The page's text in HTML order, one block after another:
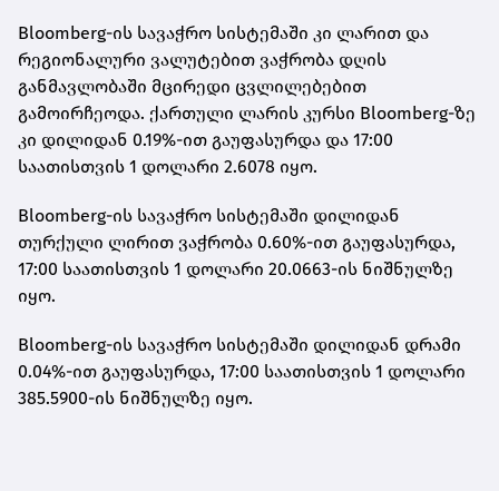
Bloomberg-ის სავაჭრო სისტემაში კი ლარით და
რეგიონალური ვალუტებით ვაჭრობა დღის
განმავლობაში მცირედი ცვლილებებით
გამოირჩეოდა. ქართული ლარის კურსი Bloomberg-ზე
კი დილიდან 0.19%-ით გაუფასურდა და 17:00
საათისთვის 1 დოლარი 2.6078 იყო.
Bloomberg-ის სავაჭრო სისტემაში დილიდან
თურქული ლირით ვაჭრობა 0.60%-ით გაუფასურდა,
17:00 საათისთვის 1 დოლარი 20.0663-ის ნიშნულზე
იყო.
Bloomberg-ის სავაჭრო სისტემაში დილიდან დრამი
0.04%-ით გაუფასურდა, 17:00 საათისთვის 1 დოლარი
385.5900-ის ნიშნულზე იყო.